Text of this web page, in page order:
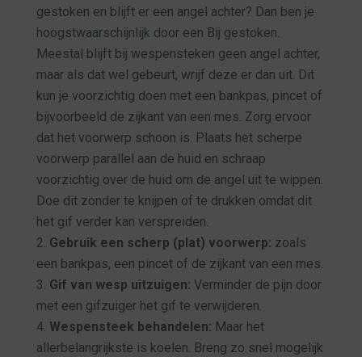
gestoken en blijft er een angel achter? Dan ben je
hoogstwaarschijnlijk door een Bij gestoken.
Meestal blijft bij wespensteken geen angel achter,
maar als dat wel gebeurt, wrijf deze er dan uit. Dit
kun je voorzichtig doen met een bankpas, pincet of
bijvoorbeeld de zijkant van een mes. Zorg ervoor
dat het voorwerp schoon is. Plaats het scherpe
voorwerp parallel aan de huid en schraap
voorzichtig over de huid om de angel uit te wippen.
Doe dit zonder te knijpen of te drukken omdat dit
het gif verder kan verspreiden.
Gebruik een scherp (plat) voorwerp: zoals
een bankpas, een pincet of de zijkant van een mes.
Gif van wesp uitzuigen: Verminder de pijn door
met een gifzuiger het gif te verwijderen.
Wespensteek behandelen: Maar het
allerbelangrijkste is koelen. Breng zo snel mogelijk